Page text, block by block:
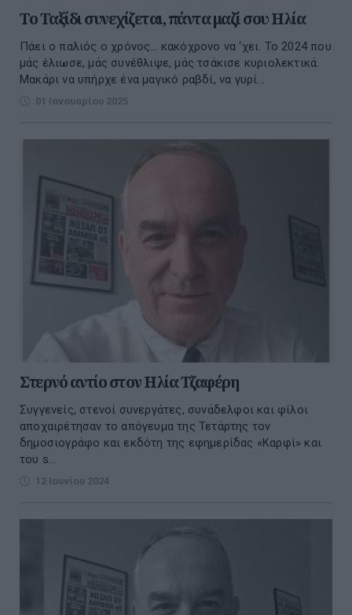
Το Ταξίδι συνεχίζεται, πάντα μαζί σου Ηλία
Πάει ο παλιός ο χρόνος… κακόχρονο να ‘χει. Το 2024 που
μάς έλιωσε, μάς συνέθλιψε, μάς τσάκισε κυριολεκτικά.
Μακάρι να υπήρχε ένα μαγικό ραβδί, να γυρί...
01 Ιανουαρίου 2025
Στερνό αντίο στον Ηλία Τζαφέρη
Συγγενείς, στενοί συνεργάτες, συνάδελφοι και φίλοι
αποχαιρέτησαν το απόγευμα της Τετάρτης τον
δημοσιογράφο και εκδότη της εφημερίδας «Καρφί» και
του s...
12 Ιουνίου 2024